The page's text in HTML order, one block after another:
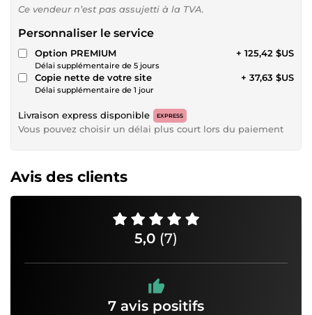
Ce vendeur n’est pas assujetti à la TVA.
Personnaliser le service
Option PREMIUM
Délai supplémentaire de 5 jours
+ 125,42 $US
Copie nette de votre site
Délai supplémentaire de 1 jour
+ 37,63 $US
Livraison express disponible EXPRESS
Vous pouvez choisir un délai plus court lors du paiement
Avis des clients
5,0 (7)
7 avis positifs